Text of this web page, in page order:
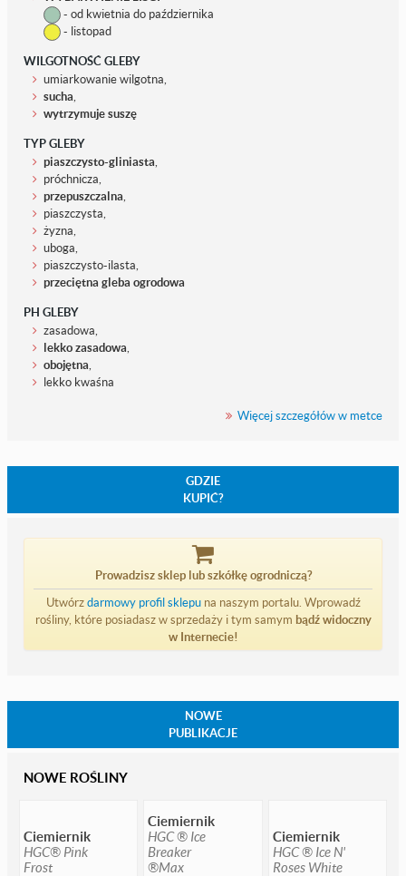
- od kwietnia do października
- listopad
WILGOTNOŚĆ GLEBY
umiarkowanie wilgotna,
sucha,
wytrzymuje suszę
TYP GLEBY
piaszczysto-gliniasta,
próchnicza,
przepuszczalna,
piaszczysta,
żyzna,
uboga,
piaszczysto-ilasta,
przeciętna gleba ogrodowa
PH GLEBY
zasadowa,
lekko zasadowa,
obojętna,
lekko kwaśna
Więcej szczegółów w metce
GDZIE
KUPIĆ?
Prowadzisz sklep lub szkółkę ogrodniczą?
Utwórzdarmowy profil sklepuna naszym portalu. Wprowadź
rośliny, które posiadasz w sprzedaży i tym samym bądź widoczny
w Internecie!
NOWE
PUBLIKACJE
NOWE ROŚLINY
Ciemiernik
HGC® Pink
Frost
Ciemiernik
HGC ® Ice
Breaker
®Max
Ciemiernik
HGC ® Ice N'
Roses White